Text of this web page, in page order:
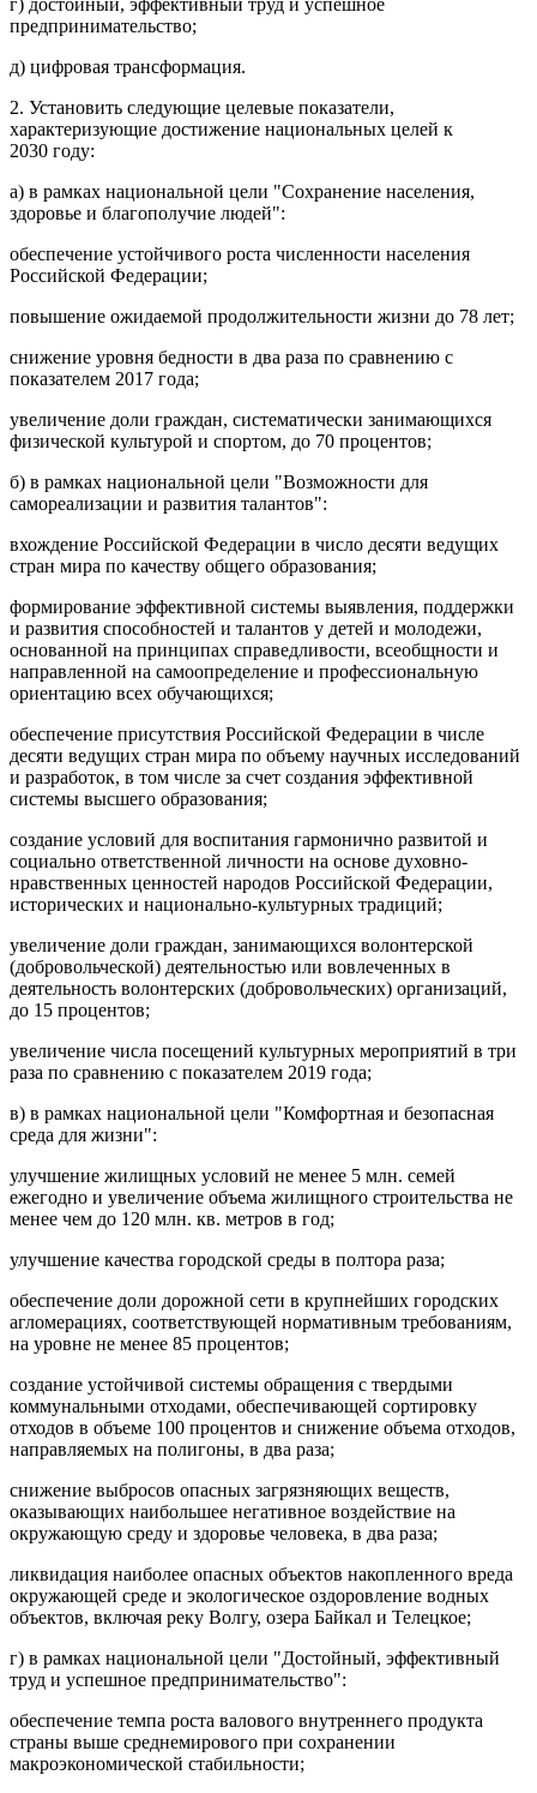
г) достойный, эффективный труд и успешное
предпринимательство;
д) цифровая трансформация.
2. Установить следующие целевые показатели,
характеризующие достижение национальных целей к
2030 году:
а) в рамках национальной цели "Сохранение населения,
здоровье и благополучие людей":
обеспечение устойчивого роста численности населения
Российской Федерации;
повышение ожидаемой продолжительности жизни до 78 лет;
снижение уровня бедности в два раза по сравнению с
показателем 2017 года;
увеличение доли граждан, систематически занимающихся
физической культурой и спортом, до 70 процентов;
б) в рамках национальной цели "Возможности для
самореализации и развития талантов":
вхождение Российской Федерации в число десяти ведущих
стран мира по качеству общего образования;
формирование эффективной системы выявления, поддержки
и развития способностей и талантов у детей и молодежи,
основанной на принципах справедливости, всеобщности и
направленной на самоопределение и профессиональную
ориентацию всех обучающихся;
обеспечение присутствия Российской Федерации в числе
десяти ведущих стран мира по объему научных исследований
и разработок, в том числе за счет создания эффективной
системы высшего образования;
создание условий для воспитания гармонично развитой и
социально ответственной личности на основе духовно-
нравственных ценностей народов Российской Федерации,
исторических и национально-культурных традиций;
увеличение доли граждан, занимающихся волонтерской
(добровольческой) деятельностью или вовлеченных в
деятельность волонтерских (добровольческих) организаций,
до 15 процентов;
увеличение числа посещений культурных мероприятий в три
раза по сравнению с показателем 2019 года;
в) в рамках национальной цели "Комфортная и безопасная
среда для жизни":
улучшение жилищных условий не менее 5 млн. семей
ежегодно и увеличение объема жилищного строительства не
менее чем до 120 млн. кв. метров в год;
улучшение качества городской среды в полтора раза;
обеспечение доли дорожной сети в крупнейших городских
агломерациях, соответствующей нормативным требованиям,
на уровне не менее 85 процентов;
создание устойчивой системы обращения с твердыми
коммунальными отходами, обеспечивающей сортировку
отходов в объеме 100 процентов и снижение объема отходов,
направляемых на полигоны, в два раза;
снижение выбросов опасных загрязняющих веществ,
оказывающих наибольшее негативное воздействие на
окружающую среду и здоровье человека, в два раза;
ликвидация наиболее опасных объектов накопленного вреда
окружающей среде и экологическое оздоровление водных
объектов, включая реку Волгу, озера Байкал и Телецкое;
г) в рамках национальной цели "Достойный, эффективный
труд и успешное предпринимательство":
обеспечение темпа роста валового внутреннего продукта
страны выше среднемирового при сохранении
макроэкономической стабильности;